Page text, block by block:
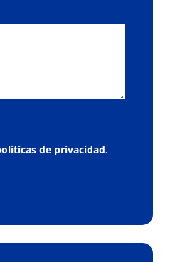
de privacidad.